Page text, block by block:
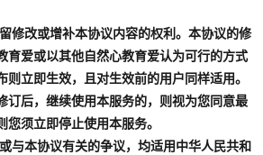
修改或增补本协议内容的权利。本协议的修
育爱或以其他自然心教育爱认为可行的方式
立即生效，且对生效前的用户同样适用。
订后，继续使用本服务的，则视为您同意最
须立即停止使用本服务。
与本协议有关的争议，均适用中华人民共和